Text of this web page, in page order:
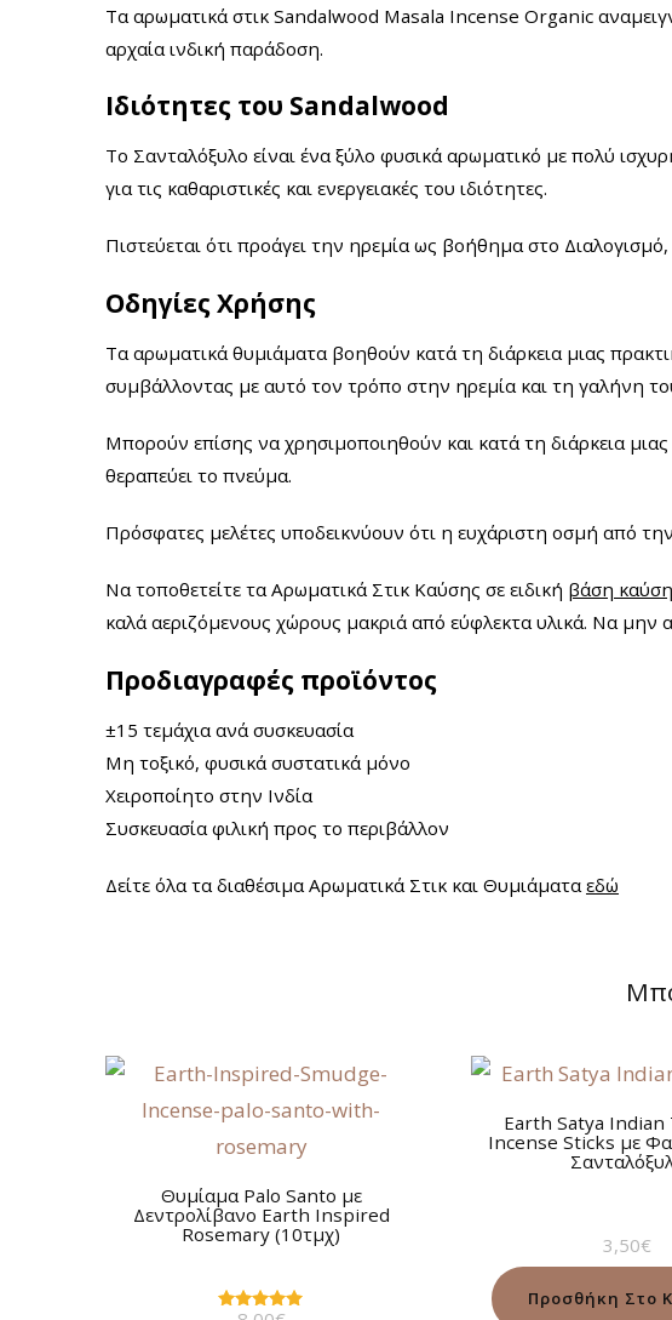
Τα αρωματικά στικ Sandalwood Masala Incense Organic
αρχαία ινδική παράδοση.
Ιδιότητες του Sandalwood
Το Σανταλόξυλο είναι ένα ξύλο φυσικά αρωματικό με πολύ
για τις καθαριστικές και ενεργειακές του ιδιότητες.
Πιστεύεται ότι προάγει την ηρεμία ως βοήθημα στο
Οδηγίες Χρήσης
Τα αρωματικά θυμιάματα βοηθούν κατά τη διάρκεια μιας
συμβάλλοντας με αυτό τον τρόπο στην ηρεμία και τη γαλήνη
Μπορούν επίσης να χρησιμοποιηθούν και κατά τη διάρκεια
θεραπεύει το πνεύμα.
Πρόσφατες μελέτες υποδεικνύουν ότι η ευχάριστη οσμή από
Να τοποθετείτε τα Αρωματικά Στικ Καύσης σε ειδική βάση
καλά αεριζόμενους χώρους μακριά από εύφλεκτα υλικά. Να μην
Προδιαγραφές προϊόντος
±15 τεμάχια ανά συσκευασία
Μη τοξικό, φυσικά συστατικά μόνο
Χειροποίητο στην Ινδία
Συσκευασία φιλική προς το περιβάλλον
Δείτε όλα τα διαθέσιμα Αρωματικά Στικ και Θυμιάματαεδώ
Θυμίαμα Palo Santo με
Δεντρολίβανο Earth Inspired
Rosemary (10τμχ)
Earth Satya
Incense Sticks με
3,50€
Προσθήκη Στο